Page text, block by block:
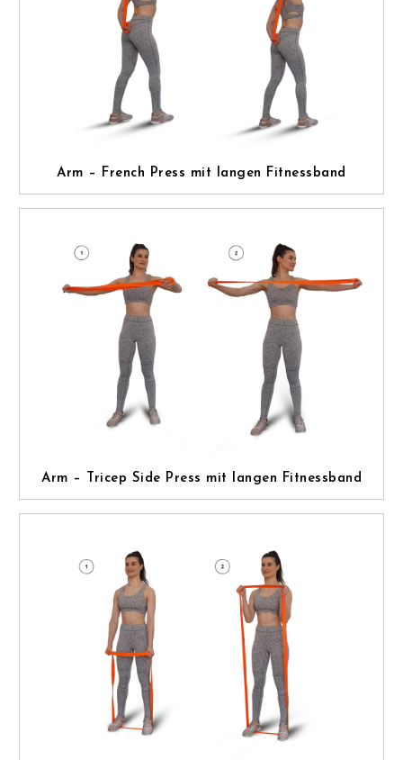
Arm – French Press mit langen Fitnessband
Arm – Tricep Side Press mit langen Fitnessband